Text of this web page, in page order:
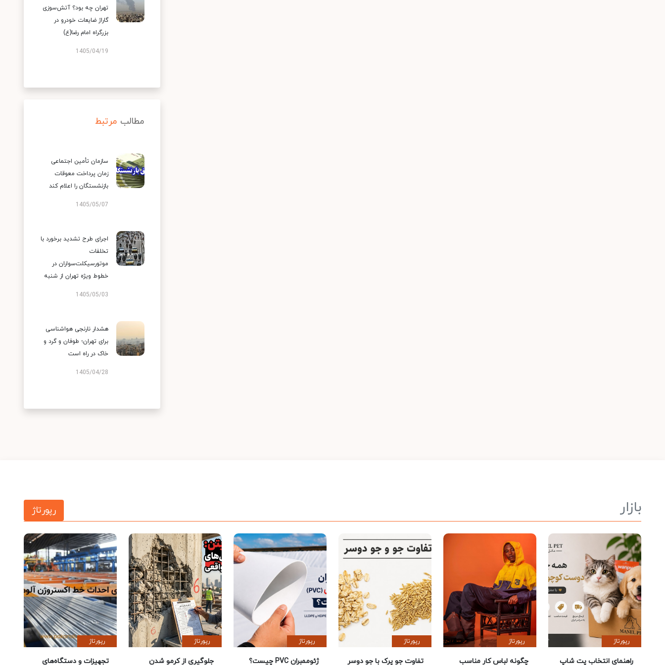
تهران چه بود؟ آتش‌سوزی
گاراژ ضایعات خودرو در
بزرگراه امام رضا(ع)
1405/04/19
مطالب مرتبط
سازمان تأمین اجتماعی
زمان پرداخت معوقات
بازنشستگان را اعلام کند
1405/05/07
اجرای طرح تشدید برخورد با
تخلفات
موتورسیکلت‌سواران در
خطوط ویژه تهران از شنبه
1405/05/03
هشدار نارنجی هواشناسی
برای تهران؛ طوفان و گرد و
خاک در راه است
1405/04/28
بازار رپورتاژ
رپورتاژ
راهنمای انتخاب پت شاپ
رپورتاژ
چگونه لباس کار مناسب
رپورتاژ
تفاوت جو پرک با جو دوسر
رپورتاژ
ژئوممبران PVC چیست؟
رپورتاژ
جلوگیری از کرمو شدن
رپورتاژ
تجهیزات و دستگاه‌های